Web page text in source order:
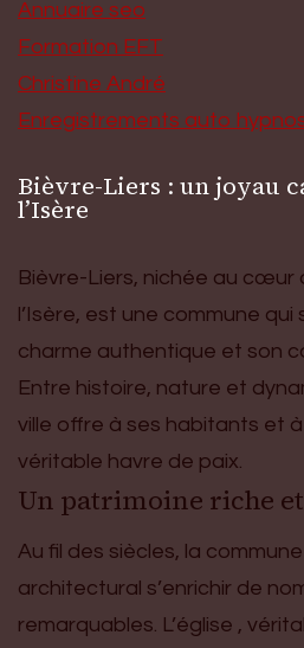
Annuaire seo
Formation EFT
Christine André
Enregistrements auto
Bièvre-Liers : un joyau
l’Isère
Bièvre-Liers, nichée au
l’Isère, est une commune qui
charme authentique et son
Entre histoire, nature et
ville offre à ses habitants et
véritable havre de paix.
Un patrimoine riche
Au fil des siècles, la
architectural s’enrichir de
remarquables. L’église ,